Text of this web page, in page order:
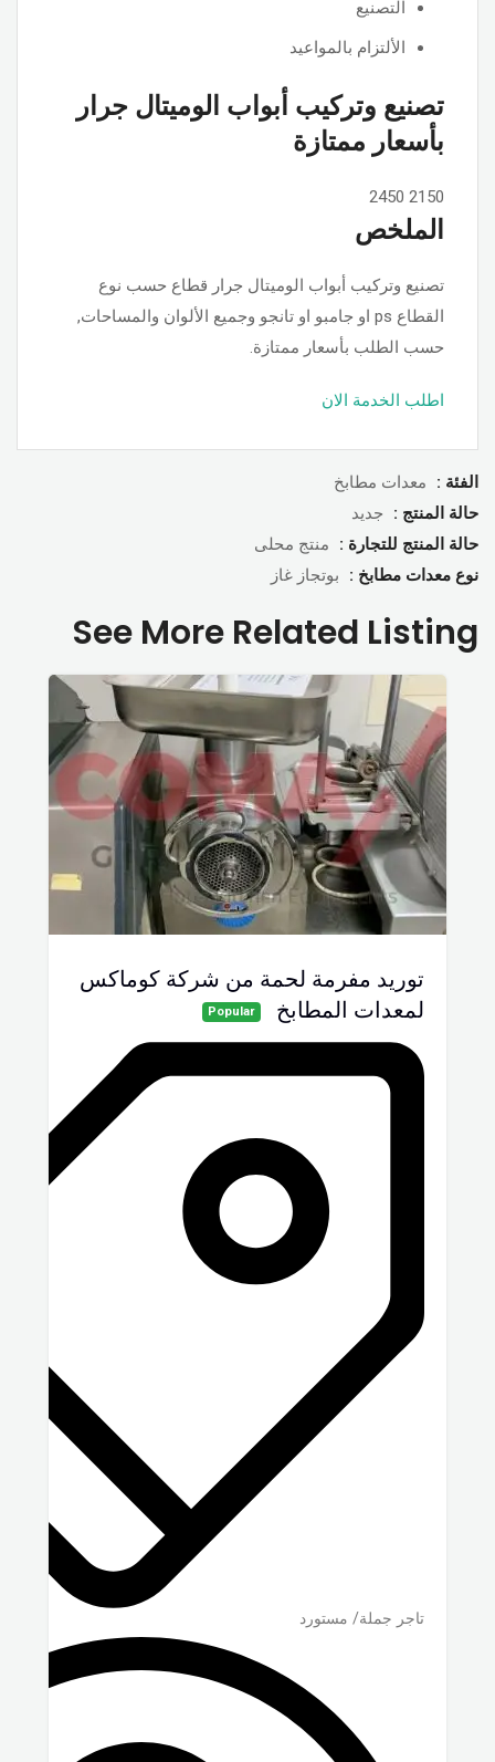
التصنيع
الألتزام بالمواعيد
تصنيع وتركيب أبواب الوميتال جرار
بأسعار ممتازة
2150
2450
الملخص
تصنيع وتركيب أبواب الوميتال جرار قطاع حسب نوع
القطاع ps او جامبو او تانجو وجميع الألوان والمساحات,
حسب الطلب بأسعار ممتازة.
اطلب الخدمة الان
الفئة :
معدات مطابخ
حالة المنتج :
جديد
حالة المنتج للتجارة :
منتج محلى
نوع معدات مطابخ :
بوتجاز غاز
See More Related Listing
توريد مفرمة لحمة من شركة كوماكس
لمعدات المطابخ
Popular
تاجر جملة/ مستورد